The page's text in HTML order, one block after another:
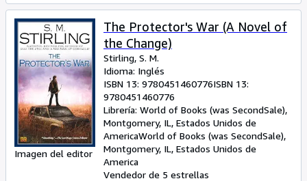
Imagen del editor
The Protector's War (A Novel of
the Change)
Stirling, S. M.
Idioma: Inglés
ISBN 13: 9780451460776ISBN 13:
9780451460776
Librería: World of Books (was SecondSale),
Montgomery, IL, Estados Unidos de
AmericaWorld of Books (was SecondSale),
Montgomery, IL, Estados Unidos de
America
Vendedor de 5 estrellas